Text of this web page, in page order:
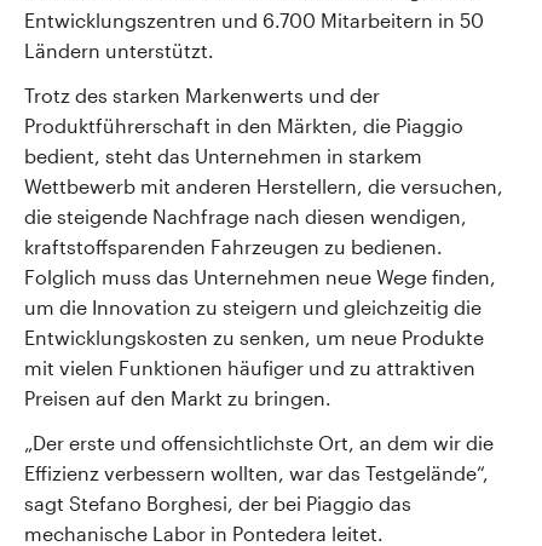
Entwicklungszentren und 6.700 Mitarbeitern in 50
Ländern unterstützt.
Trotz des starken Markenwerts und der
Produktführerschaft in den Märkten, die Piaggio
bedient, steht das Unternehmen in starkem
Wettbewerb mit anderen Herstellern, die versuchen,
die steigende Nachfrage nach diesen wendigen,
kraftstoffsparenden Fahrzeugen zu bedienen.
Folglich muss das Unternehmen neue Wege finden,
um die Innovation zu steigern und gleichzeitig die
Entwicklungskosten zu senken, um neue Produkte
mit vielen Funktionen häufiger und zu attraktiven
Preisen auf den Markt zu bringen.
„Der erste und offensichtlichste Ort, an dem wir die
Effizienz verbessern wollten, war das Testgelände“,
sagt Stefano Borghesi, der bei Piaggio das
mechanische Labor in Pontedera leitet.